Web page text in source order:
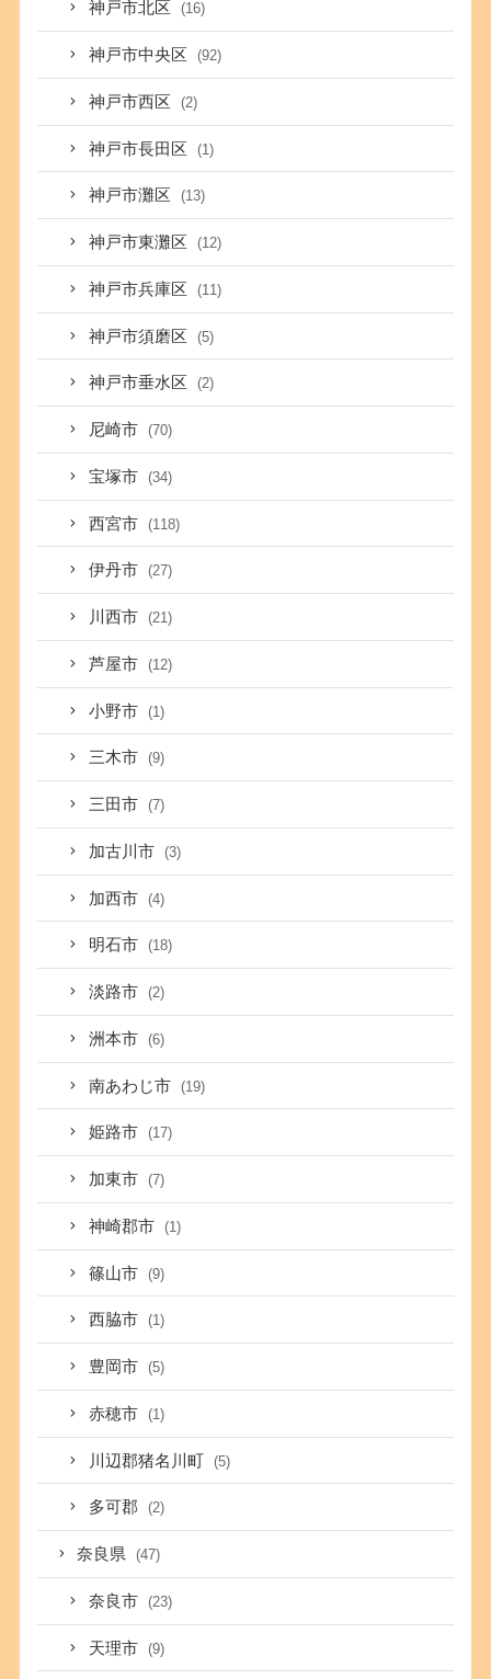
神戸市北区 (16)
神戸市中央区 (92)
神戸市西区 (2)
神戸市長田区 (1)
神戸市灘区 (13)
神戸市東灘区 (12)
神戸市兵庫区 (11)
神戸市須磨区 (5)
神戸市垂水区 (2)
尼崎市 (70)
宝塚市 (34)
西宮市 (118)
伊丹市 (27)
川西市 (21)
芦屋市 (12)
小野市 (1)
三木市 (9)
三田市 (7)
加古川市 (3)
加西市 (4)
明石市 (18)
淡路市 (2)
洲本市 (6)
南あわじ市 (19)
姫路市 (17)
加東市 (7)
神崎郡市 (1)
篠山市 (9)
西脇市 (1)
豊岡市 (5)
赤穂市 (1)
川辺郡猪名川町 (5)
多可郡 (2)
奈良県 (47)
奈良市 (23)
天理市 (9)